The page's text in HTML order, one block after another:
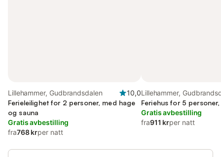
Lillehammer, Gudbrandsdalen
10,0
Ferieleilighet for 2 personer, med hage
og sauna
Gratis avbestilling
fra768 krper natt
Lillehammer,
Feriehus for 5
Gratis avbestilling
fra911 krper natt